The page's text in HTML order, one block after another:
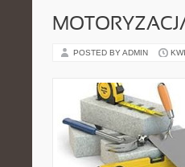
POSTED BY ADMIN